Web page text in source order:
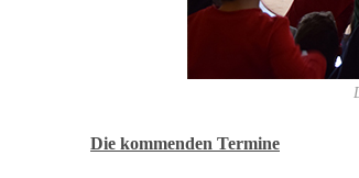
Die kommenden Termine